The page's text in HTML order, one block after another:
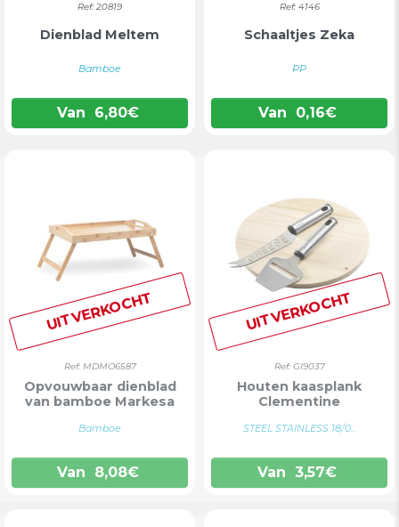
Ref: 20819
Dienblad Meltem
Bamboe
Van 6,80€
Ref: 4146
Schaaltjes Zeka
PP
Van 0,16€
UITVERKOCHT
Ref: MDMO6587
Opvouwbaar dienblad
van bamboe Markesa
Bamboe
Van 8,08€
UITVERKOCHT
Ref: GI9037
Houten kaasplank
Clementine
STEEL STAINLESS 18/0...
Van 3,57€